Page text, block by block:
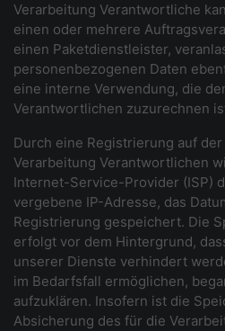
Verarbeitung Verantwortliche
einen oder mehrere
einen Paketdienstleister,
personenbezogenen Daten
eine interne Verwendung, die
Verantwortlichen zuzurechnen
Durch eine Registrierung auf
Verarbeitung Verantwortlichen
Internet-Service-Provider (ISP)
vergebene IP-Adresse, das
Registrierung gespeichert. Die
erfolgt vor dem Hintergrund,
unserer Dienste verhindert
im Bedarfsfall ermöglichen,
aufzuklären. Insofern ist die
Absicherung des für die